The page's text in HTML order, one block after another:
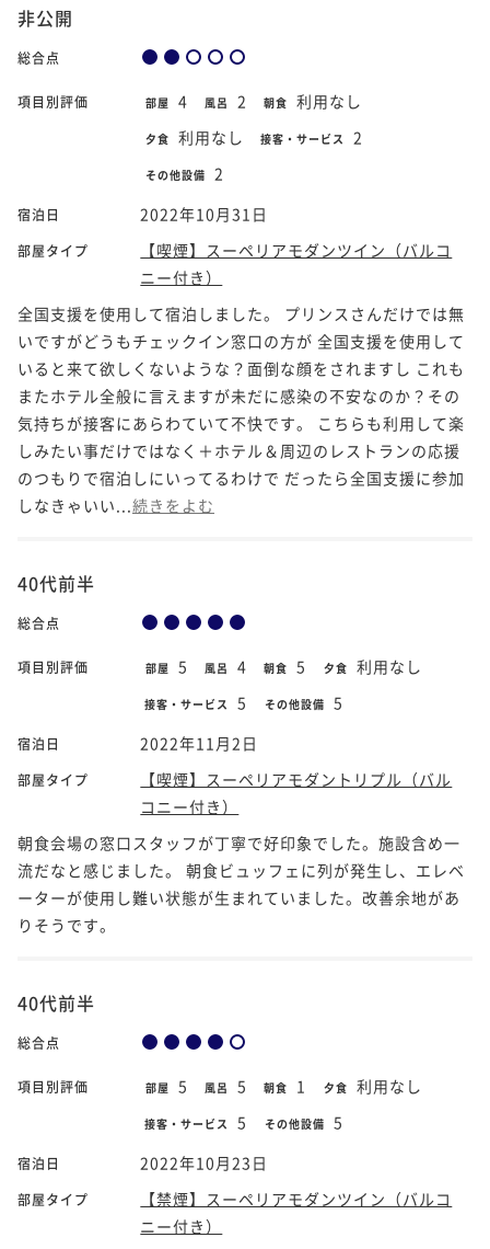
非公開
総合点
項目別評価 部屋 4 風呂 2 朝食 利用なし
夕食 利用なし 接客・サービス 2
その他設備 2
宿泊日 2022年10月31日
部屋タイプ
【喫煙】スーペリアモダンツイン（バルコ
ニー付き）
全国支援を使用して宿泊しました。 プリンスさんだけでは無
いですがどうもチェックイン窓口の方が 全国支援を使用して
いると来て欲しくないような？面倒な顔をされますし これも
またホテル全般に言えますが未だに感染の不安なのか？その
気持ちが接客にあらわていて不快です。 こちらも利用して楽
しみたい事だけではなく＋ホテル＆周辺のレストランの応援
のつもりで宿泊しにいってるわけで だったら全国支援に参加
しなきゃいい... 続きをよむ
40代前半
総合点
項目別評価 部屋 5 風呂 4 朝食 5 夕食 利用なし
接客・サービス 5 その他設備 5
宿泊日 2022年11月2日
部屋タイプ
【喫煙】スーペリアモダントリプル（バル
コニー付き）
朝食会場の窓口スタッフが丁寧で好印象でした。施設含め一
流だなと感じました。 朝食ビュッフェに列が発生し、エレベ
ーターが使用し難い状態が生まれていました。改善余地があ
りそうです。
40代前半
総合点
項目別評価 部屋 5 風呂 5 朝食 1 夕食 利用なし
接客・サービス 5 その他設備 5
宿泊日 2022年10月23日
部屋タイプ
【禁煙】スーペリアモダンツイン（バルコ
ニー付き）